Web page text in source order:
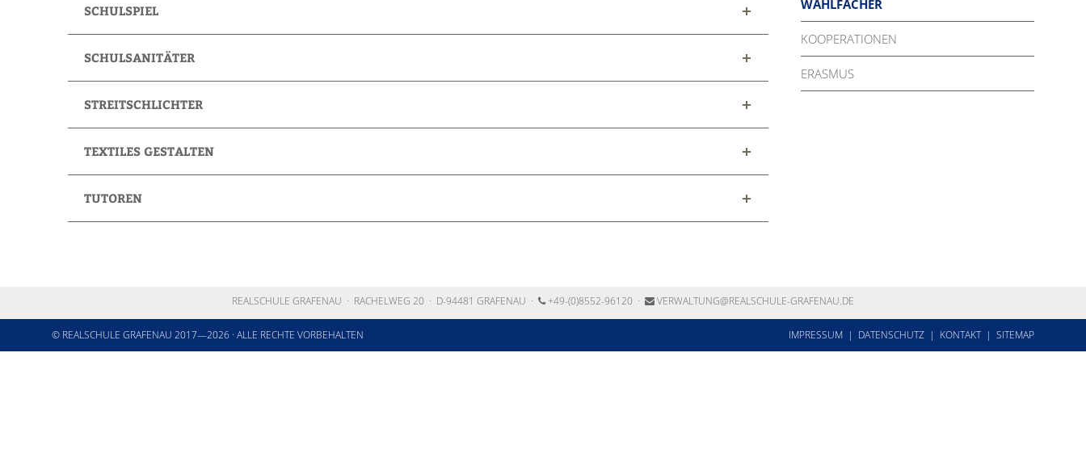
WAHLFÄCHER
KOOPERATIONEN
ERASMUS
SCHULSPIEL
SCHULSANITÄTER
STREITSCHLICHTER
TEXTILES GESTALTEN
TUTOREN
REALSCHULE GRAFENAU · RACHELWEG 20 · D-94481 GRAFENAU · +49-(0)8552-96120 · VERWALTUNG@REALSCHULE-GRAFENAU.DE
© REALSCHULE GRAFENAU 2017—2026 · ALLE RECHTE VORBEHALTEN IM­PRES­SUM DA­TEN­SCHUTZ KON­TAKT SITEMAP